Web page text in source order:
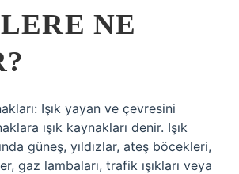
NE
Işık yayan ve çevresini
ışık kaynakları denir. Işık
güneş, yıldızlar, ateş böcekleri,
gaz lambaları, trafik ışıkları veya